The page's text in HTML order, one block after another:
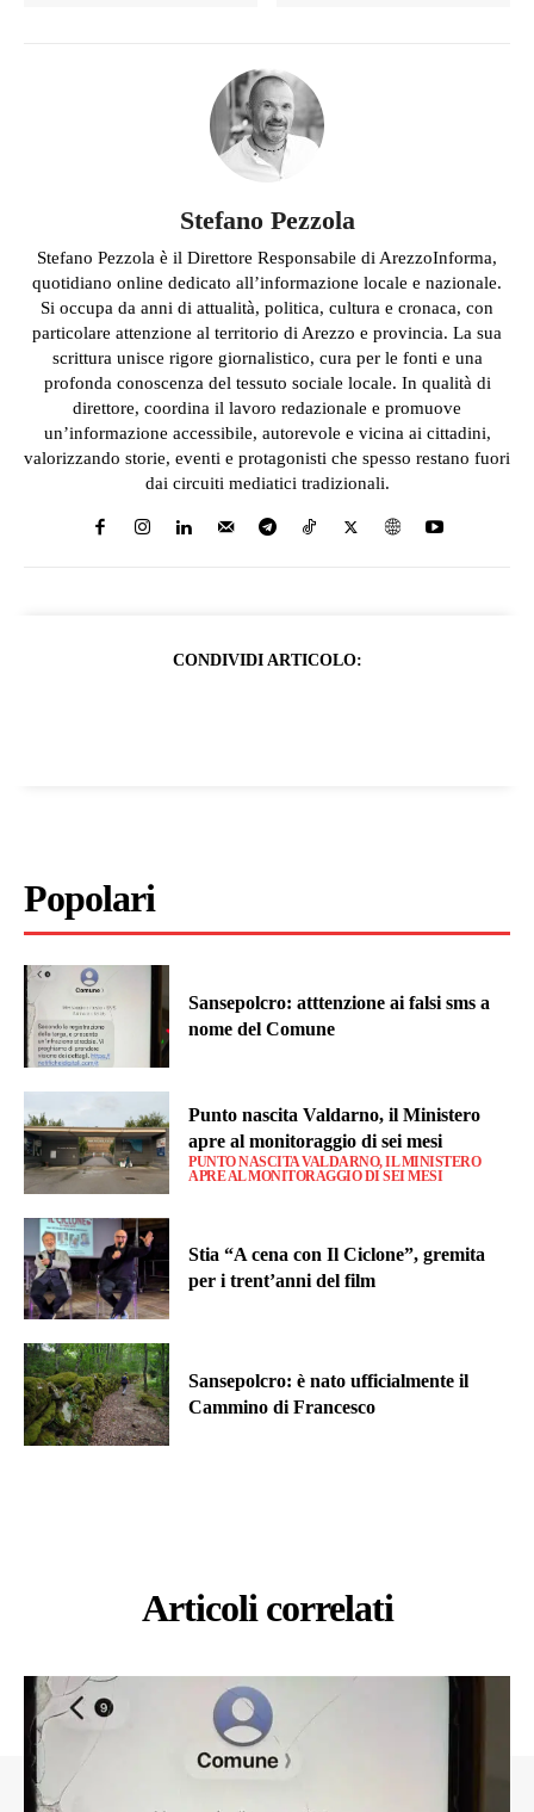
Stefano Pezzola
Stefano Pezzola è il Direttore Responsabile di ArezzoInforma,
quotidiano online dedicato all’informazione locale e nazionale.
Si occupa da anni di attualità, politica, cultura e cronaca, con
particolare attenzione al territorio di Arezzo e provincia. La sua
scrittura unisce rigore giornalistico, cura per le fonti e una
profonda conoscenza del tessuto sociale locale. In qualità di
direttore, coordina il lavoro redazionale e promuove
un’informazione accessibile, autorevole e vicina ai cittadini,
valorizzando storie, eventi e protagonisti che spesso restano fuori
dai circuiti mediatici tradizionali.
CONDIVIDI ARTICOLO:
Popolari
Sansepolcro: atttenzione ai falsi sms a
nome del Comune
Punto nascita Valdarno, il Ministero
apre al monitoraggio di sei mesi
PUNTO NASCITA VALDARNO, IL MINISTERO
APRE AL MONITORAGGIO DI SEI MESI
Stia “A cena con Il Ciclone”, gremita
per i trent’anni del film
Sansepolcro: è nato ufficialmente il
Cammino di Francesco
Articoli correlati